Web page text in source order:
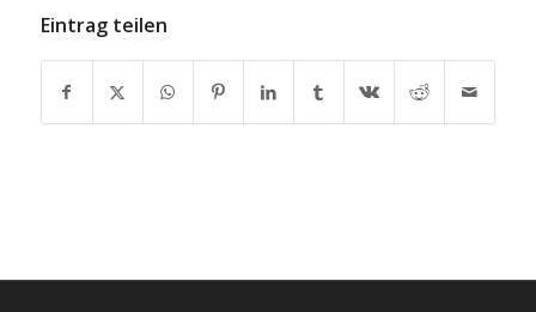
Eintrag teilen